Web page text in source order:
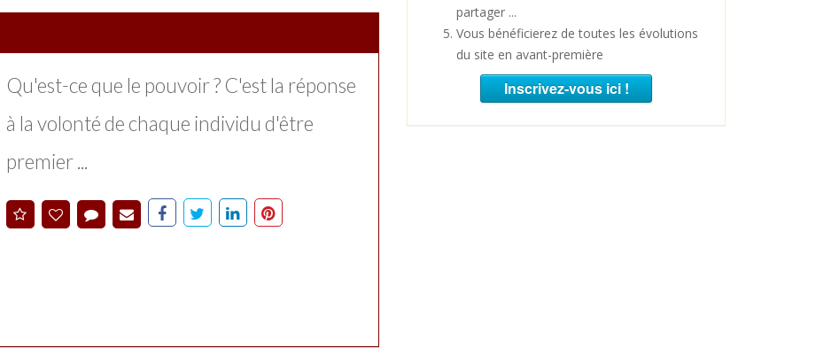
Qu'est-ce que le pouvoir ? C'est la réponse
à la volonté de chaque individu d'être
premier ...
partager ...
Vous bénéficierez de toutes les évolutions
du site en avant-première
Inscrivez-vous ici !